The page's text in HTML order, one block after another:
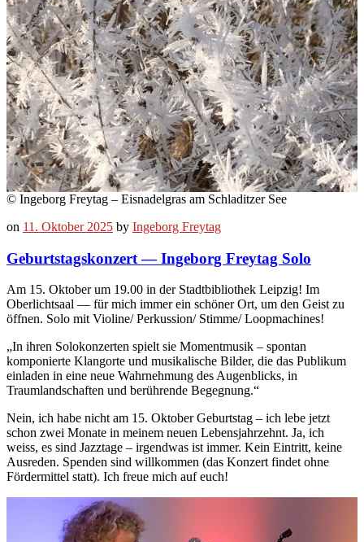
© Ingeborg Freytag – Eisnadelgras am Schladitzer See
on 11. Oktober 2025 by Ingeborg Freytag
Geburtstagskonzert — Ingeborg Freytag Solo
Am 15. Oktober um 19.00 in der Stadtbibliothek Leipzig! Im
Oberlichtsaal — für mich immer ein schöner Ort, um den Geist zu
öffnen. Solo mit Violine/ Perkussion/ Stimme/ Loopmachines!
„In ihren Solokonzerten spielt sie Momentmusik – spontan
komponierte Klangorte und musikalische Bilder, die das Publikum
einladen in eine neue Wahrnehmung des Augenblicks, in
Traumlandschaften und berührende Begegnung.“
Nein, ich habe nicht am 15. Oktober Geburtstag – ich lebe jetzt
schon zwei Monate in meinem neuen Lebensjahrzehnt. Ja, ich
weiss, es sind Jazztage – irgendwas ist immer. Kein Eintritt, keine
Ausreden. Spenden sind willkommen (das Konzert findet ohne
Fördermittel statt). Ich freue mich auf euch!